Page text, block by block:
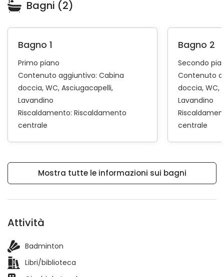
Bagni (2)
Bagno 1
Primo piano
Contenuto aggiuntivo: Cabina
doccia WC Asciugacapelli
Lavandino
Riscaldamento: Riscaldamento
centrale
Bagno 2
Secondo
Contenuto
doccia WC
Lavandino
centrale
Mostra tutte le informazioni sui bagni
Attività
Badminton
Libri/biblioteca